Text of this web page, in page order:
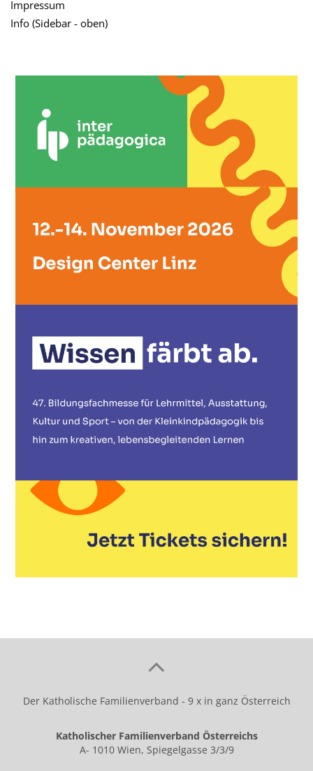
Impressum
Info (Sidebar - oben)
Der Katholische Familienverband - 9 x in ganz Österreich
Katholischer Familienverband Österreichs
A- 1010 Wien, Spiegelgasse 3/3/9